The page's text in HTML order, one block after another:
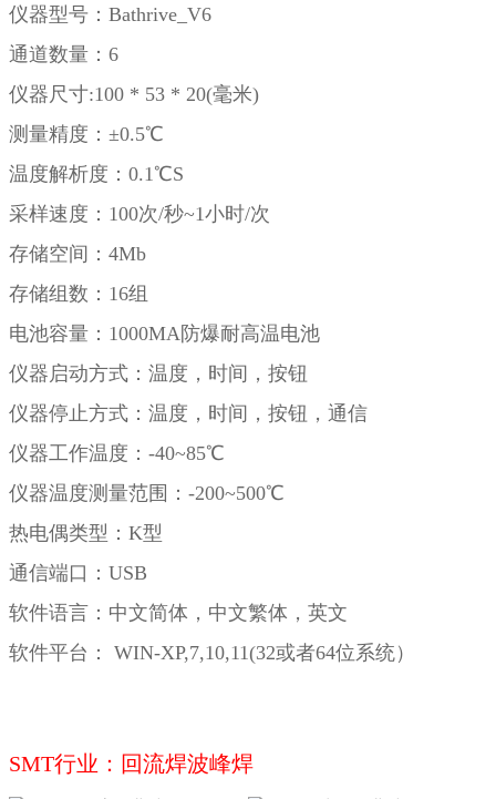
仪器型号： Bathrive_V6
通道数量：6
仪器尺寸:100 * 53 * 20(毫米)
测量精度：±0.5℃
温度解析度：0.1℃S
采样速度：100次/秒~1小时/次
存储空间：4Mb
存储组数：16组
电池容量：1000MA防爆耐高温电池
仪器启动方式：温度，时间，按钮
仪器停止方式：温度，时间，按钮，通信
仪器工作温度：-40~85℃
仪器温度测量范围：-200~500℃
热电偶类型：K型
通信端口：USB
软件语言：中文简体，中文繁体，英文
软件平台： WIN-XP,7,10,11(32或者64位系统）
SMT行业：回流焊波峰焊